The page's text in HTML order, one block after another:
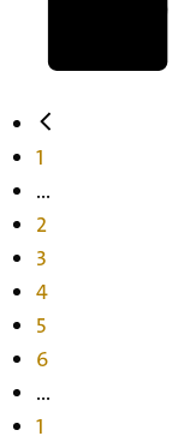
1
...
2
3
4
5
6
...
1